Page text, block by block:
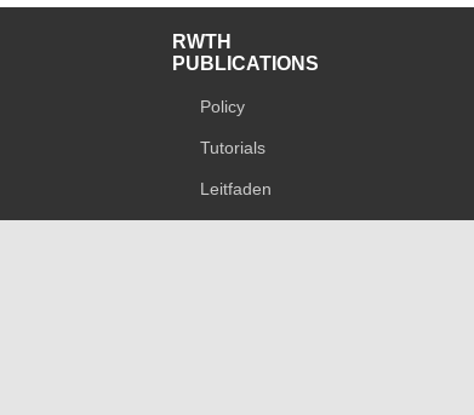
RWTH
PUBLICATIONS
Policy
Tutorials
Leitfaden